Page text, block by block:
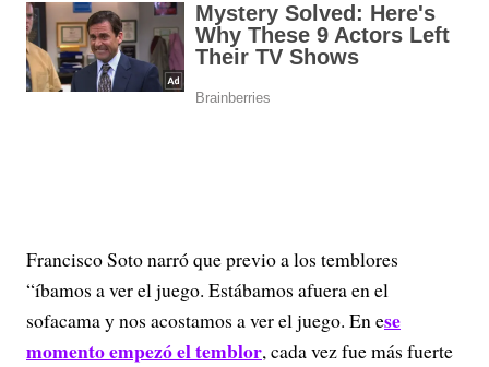
Francisco Soto narró que previo a los temblores
“íbamos a ver el juego. Estábamos afuera en el
sofacama y nos acostamos a ver el juego. En ese
momento empezó el temblor, cada vez fue más fuerte